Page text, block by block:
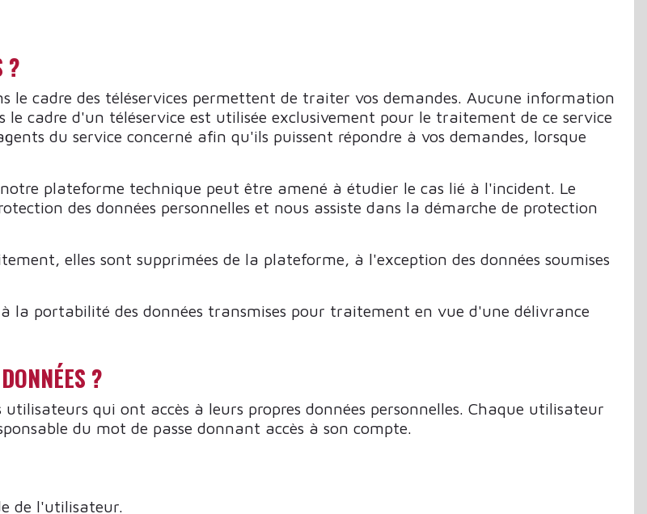
?
le cadre des téléservices permettent de traiter vos demandes. Aucune information
cadre d'un téléservice est utilisée exclusivement pour le traitement de ce service
du service concerné afin qu'ils puissent répondre à vos demandes, lorsque
plateforme technique peut être amené à étudier le cas lié à l'incident. Le
des données personnelles et nous assiste dans la démarche de protection
elles sont supprimées de la plateforme, à l'exception des données soumises
la portabilité des données transmises pour traitement en vue d'une délivrance
?
utilisateurs qui ont accès à leurs propres données personnelles. Chaque utilisateur
du mot de passe donnant accès à son compte.
de l'utilisateur.